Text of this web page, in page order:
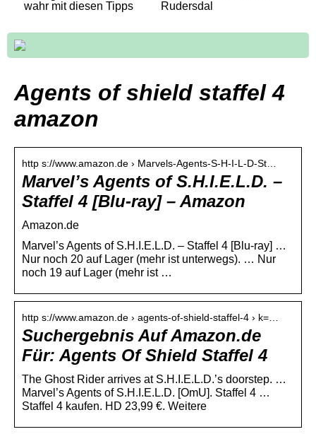
wahr mit diesen Tipps
Rudersdal
Agents of shield staffel 4
amazon
http s://www.amazon.de › Marvels-Agents-S-H-I-L-D-St…
Marvel’s Agents of S.H.I.E.L.D. –
Staffel 4 [Blu-ray] – Amazon
Amazon.de
Marvel’s Agents of S.H.I.E.L.D. – Staffel 4 [Blu-ray] …
Nur noch 20 auf Lager (mehr ist unterwegs). … Nur
noch 19 auf Lager (mehr ist …
http s://www.amazon.de › agents-of-shield-staffel-4 › k=…
Suchergebnis Auf Amazon.de
Für: Agents Of Shield Staffel 4
The Ghost Rider arrives at S.H.I.E.L.D.’s doorstep. …
Marvel’s Agents of S.H.I.E.L.D. [OmU]. Staffel 4 …
Staffel 4 kaufen. HD 23,99 €. Weitere